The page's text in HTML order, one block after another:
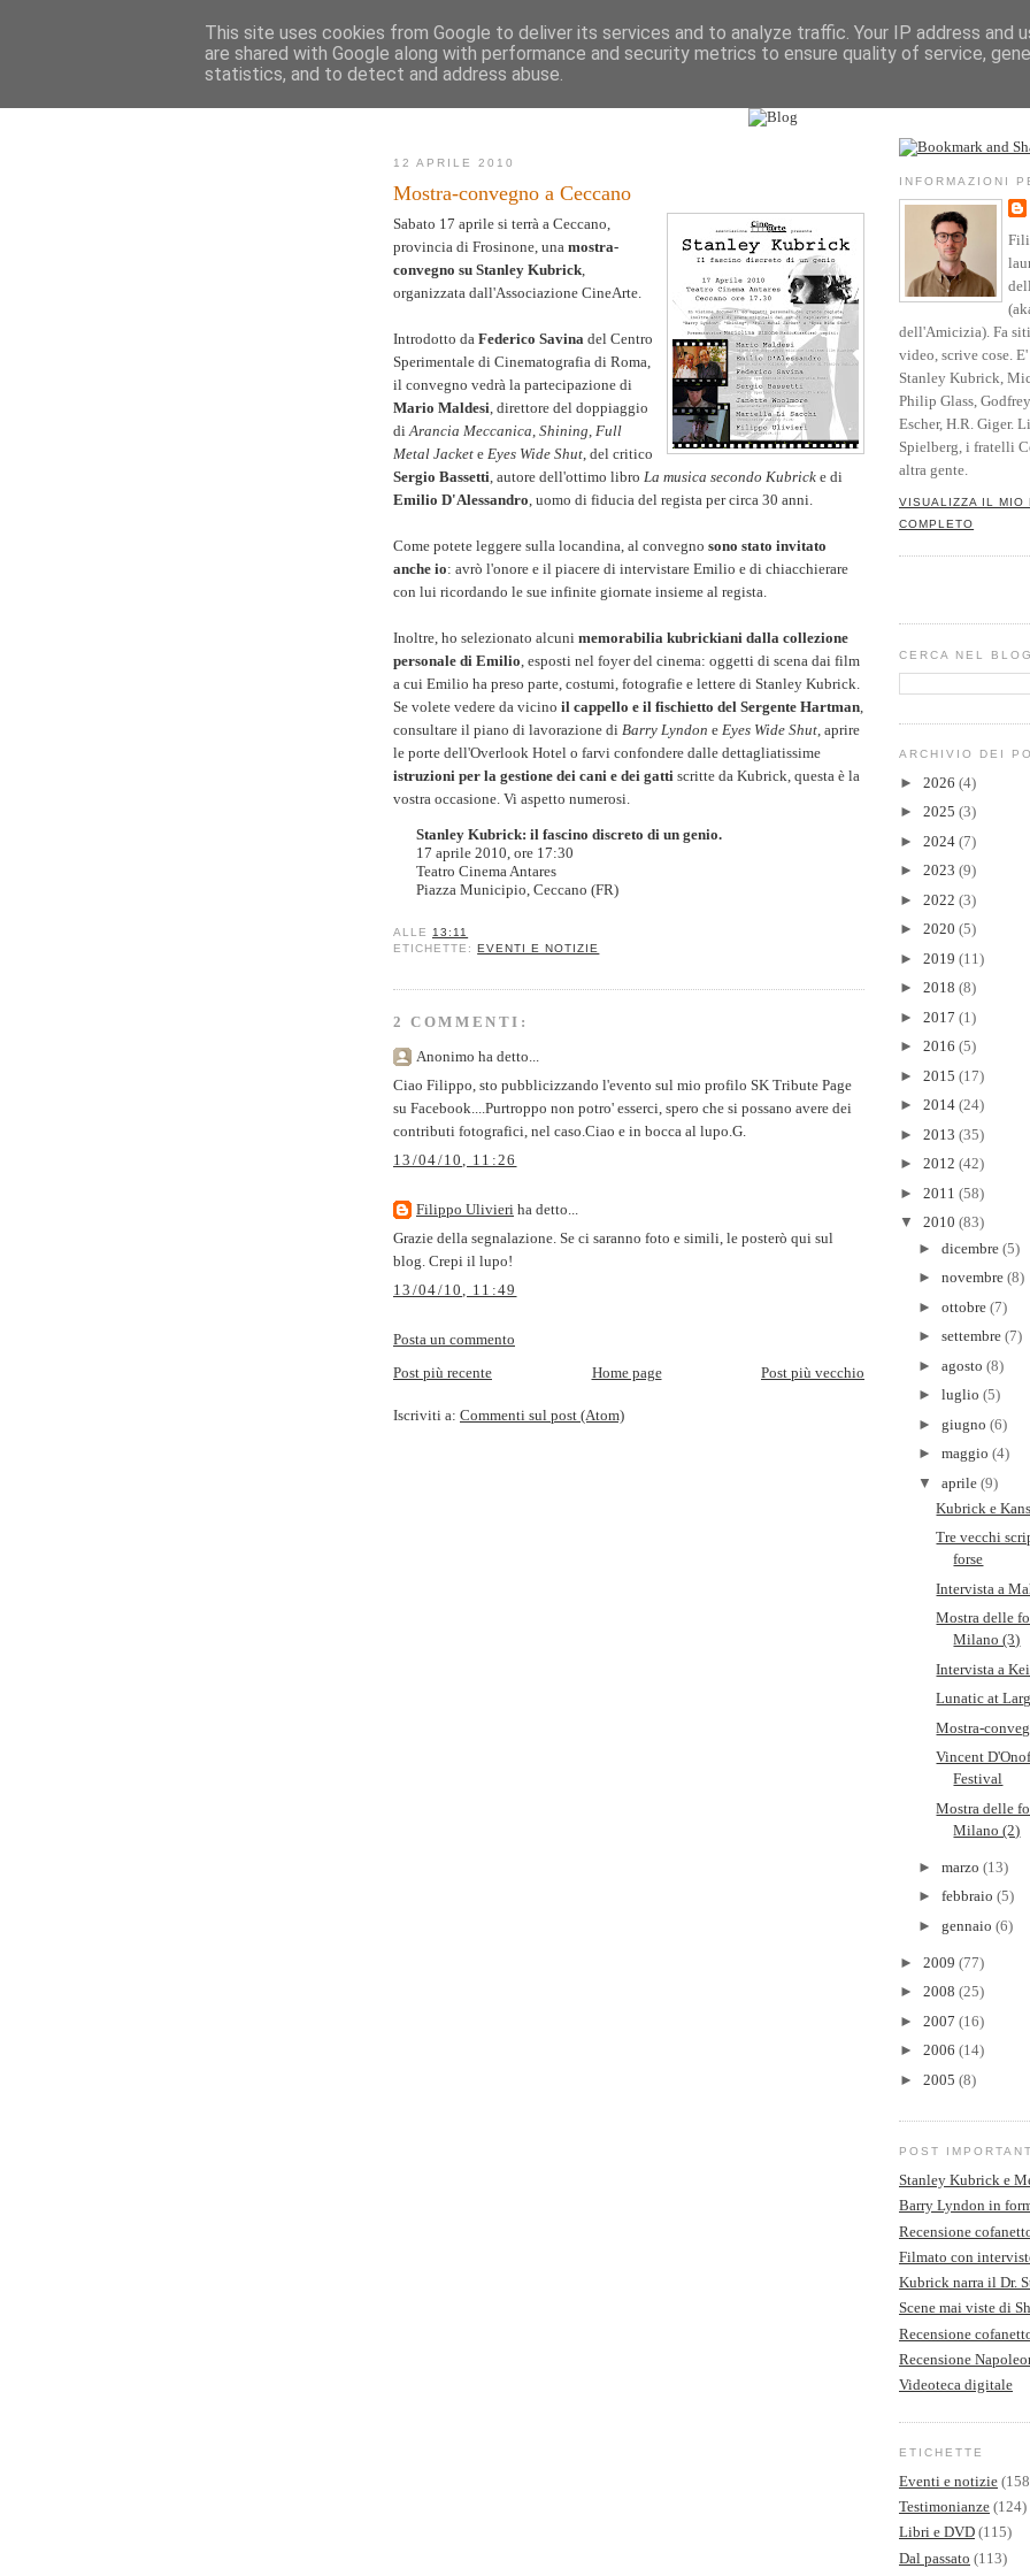
AK
Novità Mappa del sito
Vita Opere Parole Testimonianze
12 APRILE 2010
Mostra-convegno a Ceccano
Sabato 17 aprile si terrà a Ceccano,
provincia di Frosinone, una mostra-
convegno su Stanley Kubrick
organizzata dall'Associazione CineArte.
Introdotto da Federico Savina del Centro
Sperimentale di Cinematografia di Roma,
il convegno vedrà la partecipazione di
Mario Maldesi , direttore del doppiaggio
di Arancia Meccanica Shining Full
Metal Jacket e Eyes Wide Shut , del critico
Sergio Bassetti , autore dell'ottimo libro La musica secondo Kubrick e di
Emilio D'Alessandro , uomo di fiducia del regista per circa 30 anni.
Come potete leggere sulla locandina, al convegno sono stato invitato
anche io: avrò l'onore e il piacere di intervistare Emilio e di chiacchierare
con lui ricordando le sue infinite giornate insieme al regista.
Inoltre, ho selezionato alcuni memorabilia kubrickiani dalla collezione
personale di Emilio , esposti nel foyer del cinema: oggetti di scena dai film
a cui Emilio ha preso parte, costumi, fotografie e lettere di Stanley Kubrick.
Se volete vedere da vicino il cappello e il fischietto del Sergente Hartman
consultare il piano di lavorazione di Barry Lyndon e Eyes Wide Shut , aprire
le porte dell'Overlook Hotel o farvi confondere dalle dettagliatissime
istruzioni per la gestione dei cani e dei gatti scritte da Kubrick, questa è la
vostra occasione. Vi aspetto numerosi.
Stanley Kubrick: il fascino discreto di un genio.
17 aprile 2010, ore 17:30
Teatro Cinema Antares
Piazza Municipio, Ceccano (FR)
ALLE13:11
ETICHETTE: EVENTI E NOTIZIE
2 COMMENTI:
Anonimo ha detto...
Ciao Filippo, sto pubblicizzando l'evento sul mio profilo SK Tribute Page
su Facebook....Purtroppo non potro' esserci, spero che si possano avere dei
contributi fotografici, nel caso.Ciao e in bocca al lupo.G.
13/04/10, 11:26
Filippo Ulivieri ha detto...
Grazie della segnalazione. Se ci saranno foto e simili, le posterò qui sul
blog. Crepi il lupo!
13/04/10, 11:49
Posta un commento
Post più recente
Post più vecchio
Home page
Iscriviti a: Commenti sul post (Atom)
INFORMAZIONI
dell'Amicizia). Fa
video, scrive cose.
Stanley Kubrick,
Philip Glass,
Escher, H.R. Giger.
Spielberg, i fratelli
altra gente.
VISUALIZZA IL MIO
COMPLETO
CERCA NEL BLOG
ARCHIVIO DEI
► 2026 (4)
► 2025 (3)
► 2024 (7)
► 2023 (9)
► 2022 (3)
► 2020 (5)
► 2019 (11)
► 2018 (8)
► 2017 (1)
► 2016 (5)
► 2015 (17)
► 2014 (24)
► 2013 (35)
► 2012 (42)
► 2011 (58)
▼ 2010 (83)
► dicembre (5)
► novembre (8)
► ottobre (7)
► settembre (7)
► agosto (8)
► luglio (5)
► giugno (6)
► maggio (4)
▼ aprile (9)
Kubrick e
Tre vecchi
forse
Intervista a
Mostra delle
Milano (3)
Intervista a
Lunatic at
Mostra-
Vincent
Festival
Mostra delle
Milano (2)
► marzo (13)
► febbraio (5)
► gennaio (6)
► 2009 (77)
► 2008 (25)
► 2007 (16)
► 2006 (14)
► 2005 (8)
POST
Stanley Kubrick e
Barry Lyndon in
Recensione
Filmato con
Kubrick narra il Dr.
Scene mai viste di
Recensione
Recensione
Videoteca digitale
ETICHETTE
Eventi e notizie
Testimonianze (124)
Libri e DVD (115)
Dal passato (113)
This site uses cookies from Google to deliver its services and to analyze traffic. Your IP address and
are shared with Google along with performance and security metrics to ensure quality of service,
statistics, and to detect and address abuse.